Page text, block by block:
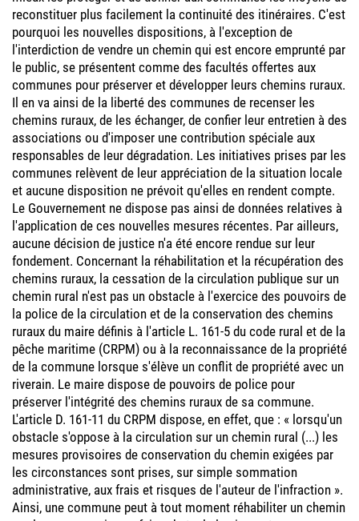
reconstituer plus facilement la continuité des itinéraires. C'est
pourquoi les nouvelles dispositions, à l'exception de
l'interdiction de vendre un chemin qui est encore emprunté par
le public, se présentent comme des facultés offertes aux
communes pour préserver et développer leurs chemins ruraux.
Il en va ainsi de la liberté des communes de recenser les
chemins ruraux, de les échanger, de confier leur entretien à des
associations ou d'imposer une contribution spéciale aux
responsables de leur dégradation. Les initiatives prises par les
communes relèvent de leur appréciation de la situation locale
et aucune disposition ne prévoit qu'elles en rendent compte.
Le Gouvernement ne dispose pas ainsi de données relatives à
l'application de ces nouvelles mesures récentes. Par ailleurs,
aucune décision de justice n'a été encore rendue sur leur
fondement. Concernant la réhabilitation et la récupération des
chemins ruraux, la cessation de la circulation publique sur un
chemin rural n'est pas un obstacle à l'exercice des pouvoirs de
la police de la circulation et de la conservation des chemins
ruraux du maire définis à l'article L. 161-5 du code rural et de la
pêche maritime (CRPM) ou à la reconnaissance de la propriété
de la commune lorsque s'élève un conflit de propriété avec un
riverain. Le maire dispose de pouvoirs de police pour
préserver l'intégrité des chemins ruraux de sa commune.
L'article D. 161-11 du CRPM dispose, en effet, que : « lorsqu'un
obstacle s'oppose à la circulation sur un chemin rural (...) les
mesures provisoires de conservation du chemin exigées par
les circonstances sont prises, sur simple sommation
administrative, aux frais et risques de l'auteur de l'infraction ».
Ainsi, une commune peut à tout moment réhabiliter un chemin